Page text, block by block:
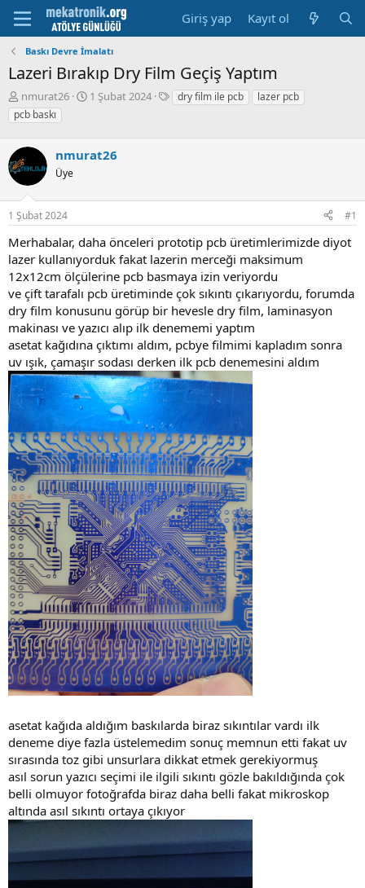
Giriş yap Kayıt ol
Baskı Devre İmalatı
Lazeri Bırakıp Dry Film Geçiş Yaptım
K
o
n
u
b
a
ş
l
a
t
a
n
nmurat26
B
a
t
r
i
h
i
1 Şubat 2024
E
e
dry film ile pcb
lazer pcb
pcb baskı
nmurat26
Üye
1 Şubat 2024 #1
Merhabalar, daha önceleri prototip pcb üretimlerimizde diyot
lazer kullanıyorduk fakat lazerin merceği maksimum
12x12cm ölçülerine pcb basmaya izin veriyordu
ve çift tarafalı pcb üretiminde çok sıkıntı çıkarıyordu, forumda
dry film konusunu görüp bir hevesle dry film, laminasyon
makinası ve yazıcı alıp ilk denememi yaptım
asetat kağıdına çıktımı aldım, pcbye filmimi kapladım sonra
uv ışık, çamaşır sodası derken ilk pcb denemesini aldım
asetat kağıda aldığım baskılarda biraz sıkıntılar vardı ilk
deneme diye fazla üstelemedim sonuç memnun etti fakat uv
sırasında toz gibi unsurlara dikkat etmek gerekiyormuş
asıl sorun yazıcı seçimi ile ilgili sıkıntı gözle bakıldığında çok
belli olmuyor fotoğrafda biraz daha belli fakat mikroskop
altında asıl sıkıntı ortaya çıkıyor